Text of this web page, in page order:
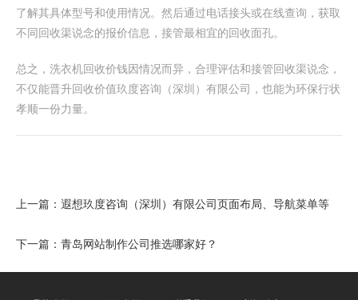
了解其具体型号和使用情况。然后通过电话接头或在线查询，获取
不同回收渠说念的报价信息，接管最相宜的回收面孔。
总之，洗衣机回收价钱因情况而异，合理评估和接管回收渠说念，
不仅能晋升回收价值玖度咨询（深圳）有限公司，也能为环保行状
孝顺一份力量。
上一篇： 遐想玖度咨询（深圳）有限公司页面布局、导航菜单等
下一篇： 青岛网站制作公司推选哪家好？